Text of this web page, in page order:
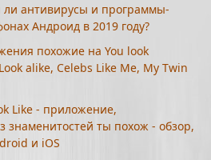
антивирусы и программы-
Андроид в 2019 году?
похожие на You look
alike, Celebs Like Me, My Twin
Like - приложение,
знаменитостей ты похож - обзор,
и iOS